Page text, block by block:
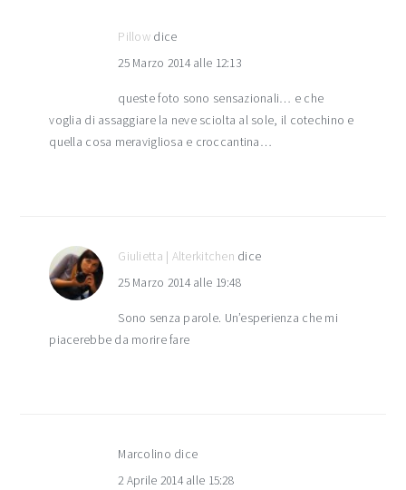
Pillow dice
25 Marzo 2014 alle 12:13
queste foto sono sensazionali… e che
voglia di assaggiare la neve sciolta al sole, il cotechino e
quella cosa meravigliosa e croccantina…
Giulietta | Alterkitchen dice
25 Marzo 2014 alle 19:48
Sono senza parole. Un’esperienza che mi
piacerebbe da morire fare
Marcolino dice
2 Aprile 2014 alle 15:28